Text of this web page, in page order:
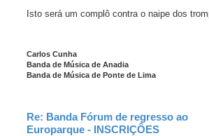
n
m
Isto será um complô contra o naipe dos
Carlos Cunha
Banda de Música de Anadia
Banda de Música de Ponte de Lima
Re: Banda Fórum de regresso ao
Europarque - INSCRIÇÔES